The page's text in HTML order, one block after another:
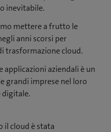
inevitabile.
mettere a frutto le
anni scorsi per
trasformazione cloud.
applicazioni aziendali è un
grandi imprese nel loro
digitale.
il cloud è stata